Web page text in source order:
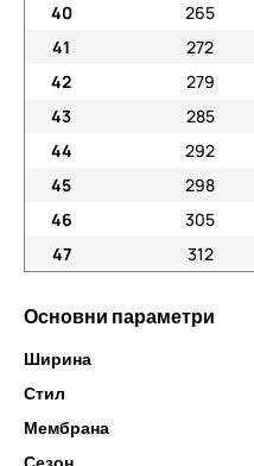
40
265
41
272
42
279
43
285
44
292
45
298
46
305
47
312
Основни параметри
Ширина
Стил
Мембрана